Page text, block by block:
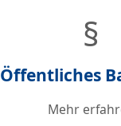
§
Öffentliches
Mehr